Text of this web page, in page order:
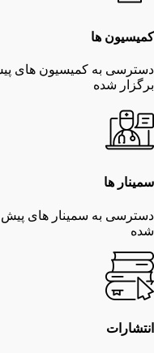
کمیسیون ها
دسترسی به کمیسیون های
برگزار شده
سمینار ها
دسترسی به سمینار های پیش
شده
انتشارات